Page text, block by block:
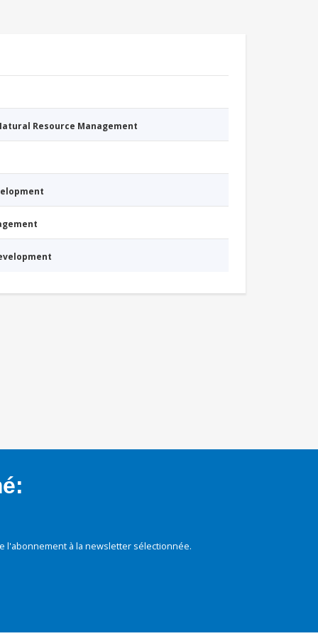
Resource Management
à la newsletter sélectionnée.